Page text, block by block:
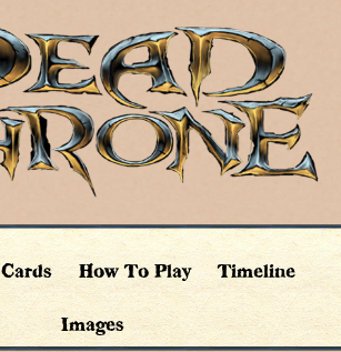
Cards How To Play Timeline
Images